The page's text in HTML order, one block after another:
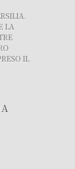
LA
IL